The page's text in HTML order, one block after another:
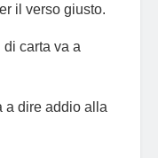
il verso giusto.
carta va a
a dire addio alla